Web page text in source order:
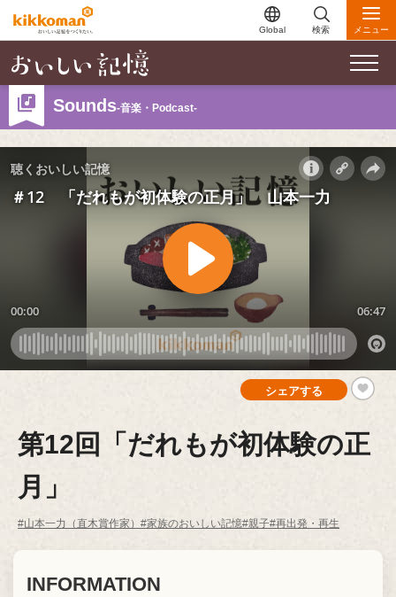
Global 検索 メニュー
Sounds-音楽・Podcast-
シェアする
第12回「だれもが初体験の正
月」
#山本一力（直木賞作家） #家族のおいしい記憶#親子#再出発・再生
INFORMATION